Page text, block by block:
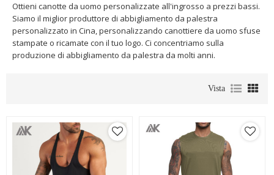
Ottieni canotte da uomo personalizzate all'ingrosso a prezzi bassi.
Siamo il miglior produttore di abbigliamento da palestra
personalizzato in Cina, personalizzando canottiere da uomo sfuse
stampate o ricamate con il tuo logo. Ci concentriamo sulla
produzione di abbigliamento da palestra da molti anni.
Vista